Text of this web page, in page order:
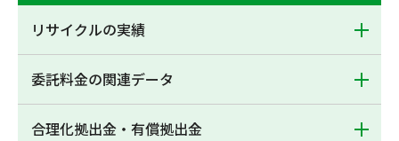
リサイクルの実績
委託料金の関連データ
合理化拠出金・有償拠出金